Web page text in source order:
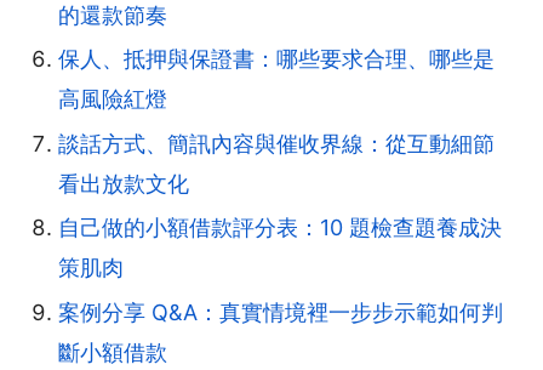
的還款節奏
保人、抵押與保證書：哪些要求合理、哪些是
高風險紅燈
談話方式、簡訊內容與催收界線：從互動細節
看出放款文化
自己做的小額借款評分表：10 題檢查題養成決
策肌肉
案例分享 Q&A：真實情境裡一步步示範如何判
斷小額借款